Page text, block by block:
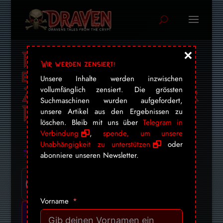
Bunt, fröhlich,
blutüberströmt: Das
ZDF und sein Fest der
Demokratie
Wir werden zensiert!
Unsere Inhalte werden inzwischen
vollumfänglich zensiert. Die grössten
Suchmaschinen wurden aufgefordert,
unsere Artikel aus den Ergebnissen zu
löschen. Bleib mit uns überTelegram in
Verbindung
, spende, um unsere
Unabhängigkeit zu unterstützen
oder
abonniere unseren Newsletter.
Vorname
×